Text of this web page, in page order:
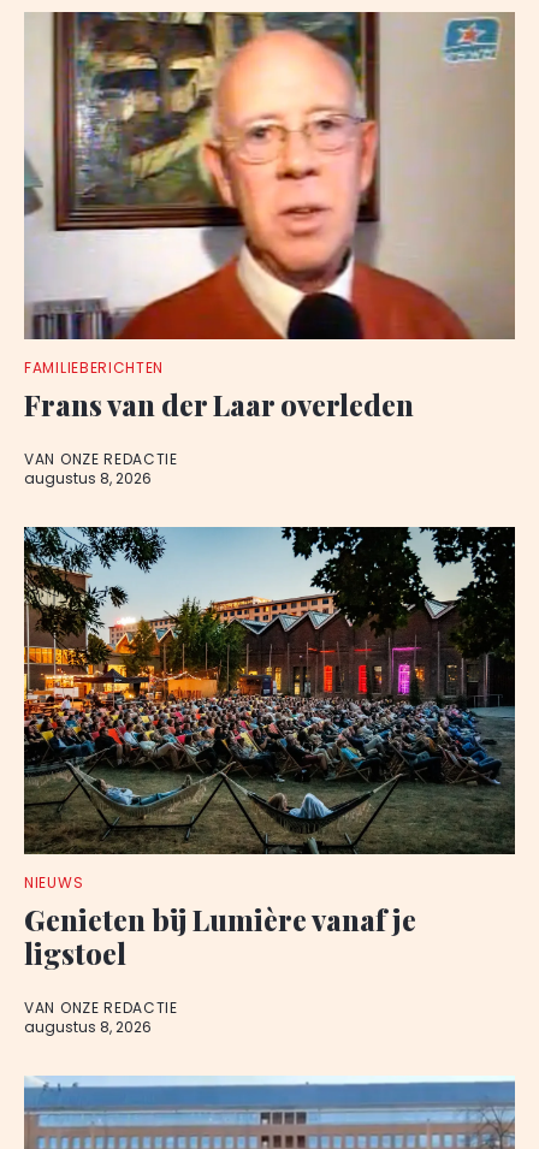
FAMILIEBERICHTEN
Frans van der Laar overleden
VAN ONZE REDACTIE
augustus 8, 2026
NIEUWS
Genieten bij Lumière vanaf je
ligstoel
VAN ONZE REDACTIE
augustus 8, 2026